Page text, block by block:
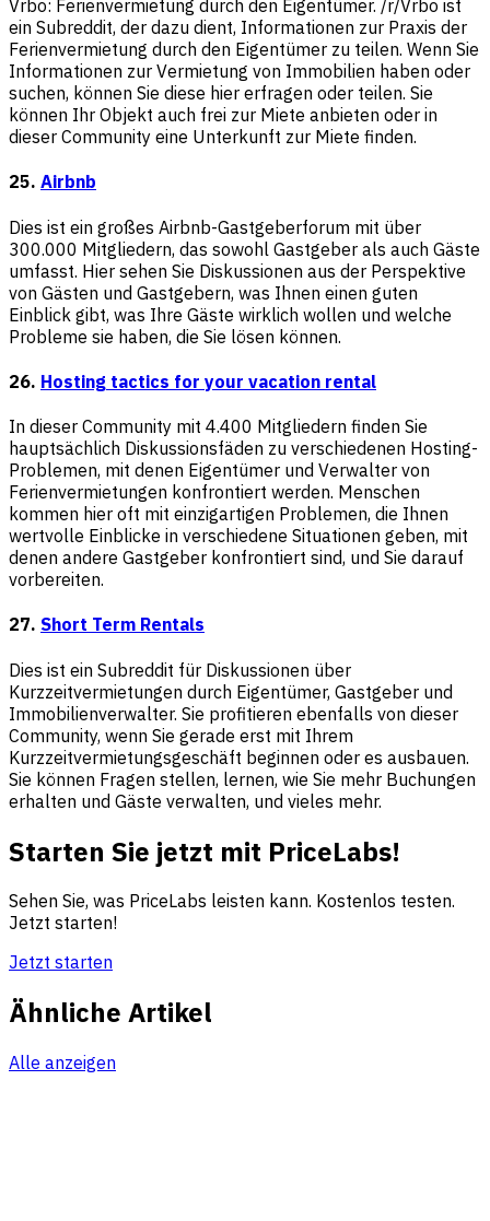
Vrbo: Ferienvermietung durch den Eigentümer. /r/Vrbo ist
ein Subreddit, der dazu dient, Informationen zur Praxis der
Ferienvermietung durch den Eigentümer zu teilen. Wenn Sie
Informationen zur Vermietung von Immobilien haben oder
suchen, können Sie diese hier erfragen oder teilen. Sie
können Ihr Objekt auch frei zur Miete anbieten oder in
dieser Community eine Unterkunft zur Miete finden.
25. Airbnb
Dies ist ein großes Airbnb-Gastgeberforum mit über
300.000 Mitgliedern, das sowohl Gastgeber als auch Gäste
umfasst. Hier sehen Sie Diskussionen aus der Perspektive
von Gästen und Gastgebern, was Ihnen einen guten
Einblick gibt, was Ihre Gäste wirklich wollen und welche
Probleme sie haben, die Sie lösen können.
26. Hosting tactics for your vacation rental
In dieser Community mit 4.400 Mitgliedern finden Sie
hauptsächlich Diskussionsfäden zu verschiedenen Hosting-
Problemen, mit denen Eigentümer und Verwalter von
Ferienvermietungen konfrontiert werden. Menschen
kommen hier oft mit einzigartigen Problemen, die Ihnen
wertvolle Einblicke in verschiedene Situationen geben, mit
denen andere Gastgeber konfrontiert sind, und Sie darauf
vorbereiten.
27. Short Term Rentals
Dies ist ein Subreddit für Diskussionen über
Kurzzeitvermietungen durch Eigentümer, Gastgeber und
Immobilienverwalter. Sie profitieren ebenfalls von dieser
Community, wenn Sie gerade erst mit Ihrem
Kurzzeitvermietungsgeschäft beginnen oder es ausbauen.
Sie können Fragen stellen, lernen, wie Sie mehr Buchungen
erhalten und Gäste verwalten, und vieles mehr.
Starten Sie jetzt mit PriceLabs!
Sehen Sie, was PriceLabs leisten kann. Kostenlos testen.
Jetzt starten!
Jetzt starten
Ähnliche Artikel
Alle anzeigen